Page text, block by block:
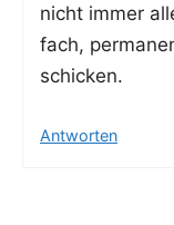
nicht immer
fach,
schicken.
Antworten